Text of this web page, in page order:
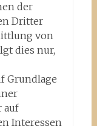
der
Dritter
von
dies nur,
Grundlage
auf
Interessen